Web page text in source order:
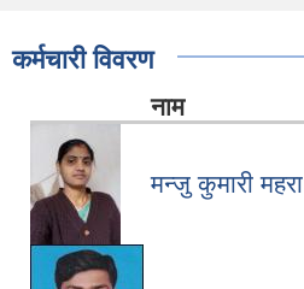
कर्मचारी विवरण
नाम
मन्जु कुमारी महरा